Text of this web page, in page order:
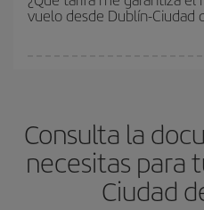
y de que las tarifas más baratas
vuelo desde Dublín-Ciudad
Consulta la
necesitas para
Ciudad